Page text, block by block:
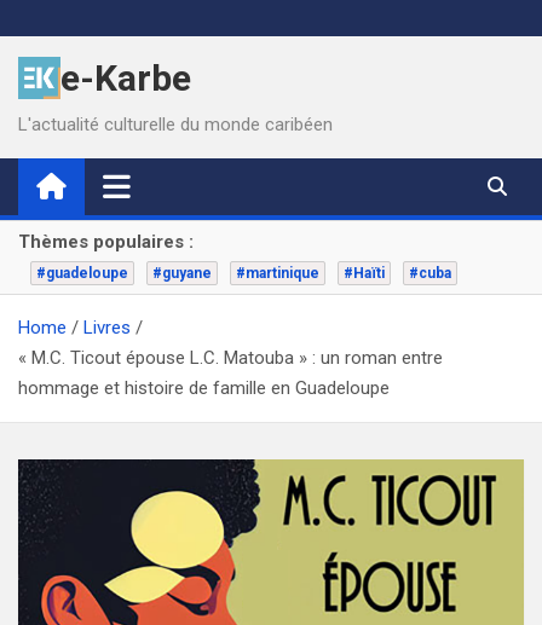
to
contente-Karbe
L'actualité culturelle du monde caribéen
Thèmes populaires :
#guadeloupe #guyane #martinique #Haïti #cuba
Home
Livres
« M.C. Ticout épouse L.C. Matouba » : un roman entre
hommage et histoire de famille en Guadeloupe